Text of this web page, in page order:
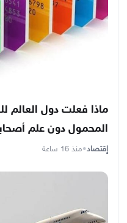
ماذا فعلت دول
المحمول دون علم
إقتصاد•منذ 16 ساعة